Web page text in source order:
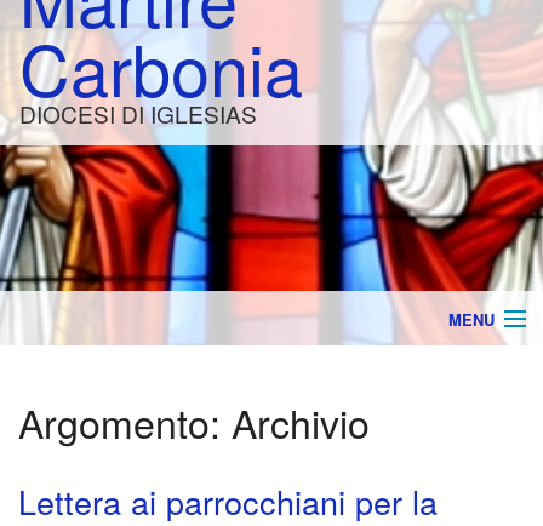
Carbonia
DIOCESI DI IGLESIAS
MENU
AVVISI
Argomento: Archivio
Lettera ai parrocchiani per la